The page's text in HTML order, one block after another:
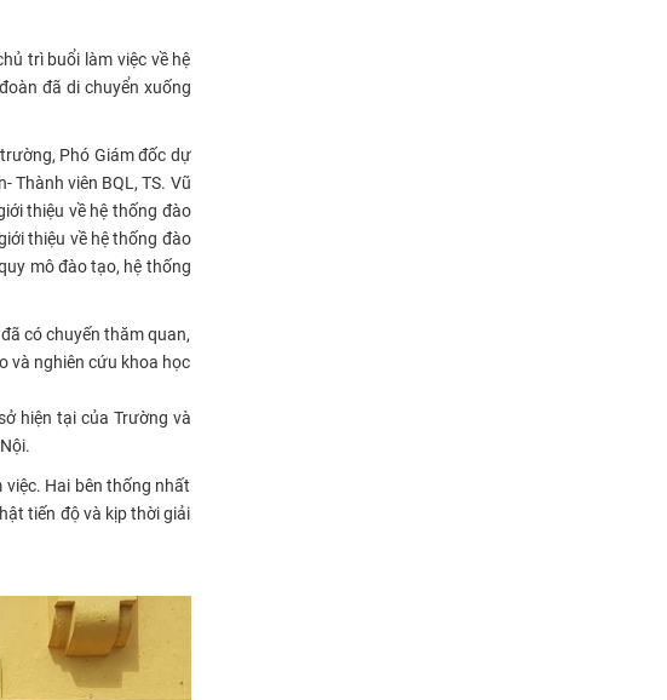
trì buổi làm việc về hệ
đã di chuyển xuống
Phó Giám đốc dự
Thành viên BQL, TS. Vũ
thiệu về hệ thống đào
thiệu về hệ thống đào
mô đào tạo, hệ thống
có chuyến thăm quan,
và nghiên cứu khoa học
hiện tại của Trường và
Hai bên thống nhất
tiến độ và kịp thời giải